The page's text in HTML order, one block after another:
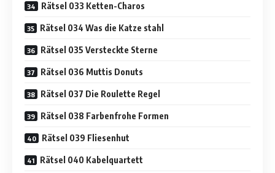
Rätsel 033 Ketten-Charos
Rätsel 034 Was die Katze stahl
Rätsel 035 Versteckte Sterne
Rätsel 036 Muttis Donuts
Rätsel 037 Die Roulette Regel
Rätsel 038 Farbenfrohe Formen
Rätsel 039 Fliesenhut
Rätsel 040 Kabelquartett